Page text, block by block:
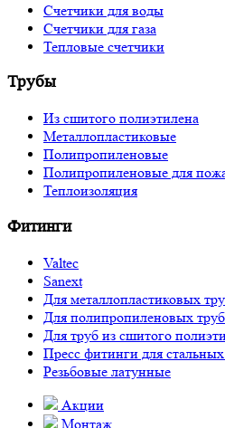
Счетчики для воды
Счетчики для газа
Тепловые счетчики
Трубы
Из сшитого полиэтилена
Металлопластиковые
Полипропиленовые
Полипропиленовые для
Теплоизоляция
Фитинги
Valtec
Sanext
Для металлопластиковых
Для полипропиленовых труб
Для труб из сшитого
Пресс фитинги для
Резьбовые латунные
Акции
Монтаж